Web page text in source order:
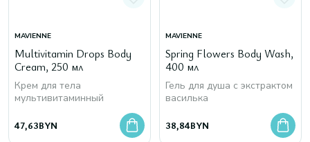
MAVIENNE
Multivitamin Drops Body
Cream, 250 мл
Крем для тела
мультивитаминный
47,63BYN
MAVIENNE
Spring Flowers Body Wash,
400 мл
Гель для душа с экстрактом
василька
38,84BYN